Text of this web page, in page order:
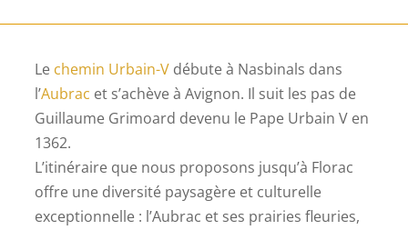
Le chemin Urbain-Vdébute à Nasbinals dans
l’Aubrac et s’achève à Avignon. Il suit les pas de
Guillaume Grimoard devenu le Pape Urbain V en
1362.
L’itinéraire que nous proposons jusqu’à Florac
offre une diversité paysagère et culturelle
exceptionnelle : l’Aubrac et ses prairies fleuries,